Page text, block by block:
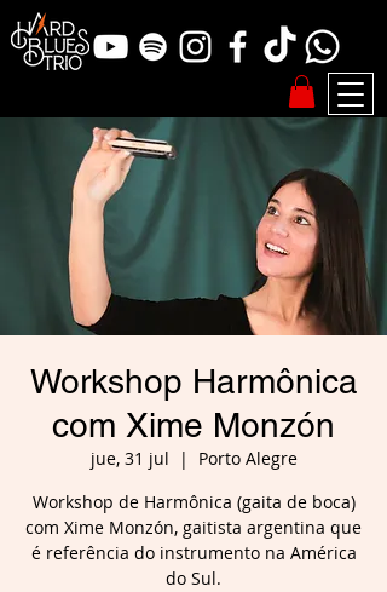
Workshop Harmônica
com Xime Monzón
jue, 31 jul
  |
Porto Alegre
Workshop de Harmônica (gaita de boca)
com Xime Monzón, gaitista argentina que
é referência do instrumento na América
do Sul.